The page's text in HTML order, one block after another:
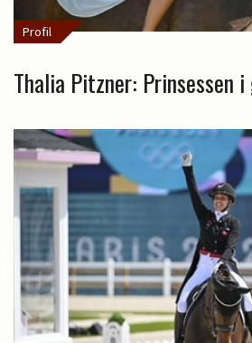
Profil
Thalia Pitzner: Prinsessen